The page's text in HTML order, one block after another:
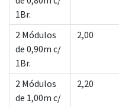
1Br.
2 Módulos
de 0,90m c/
1Br.
2,00
2 Módulos
de 1,00m c/
2,20